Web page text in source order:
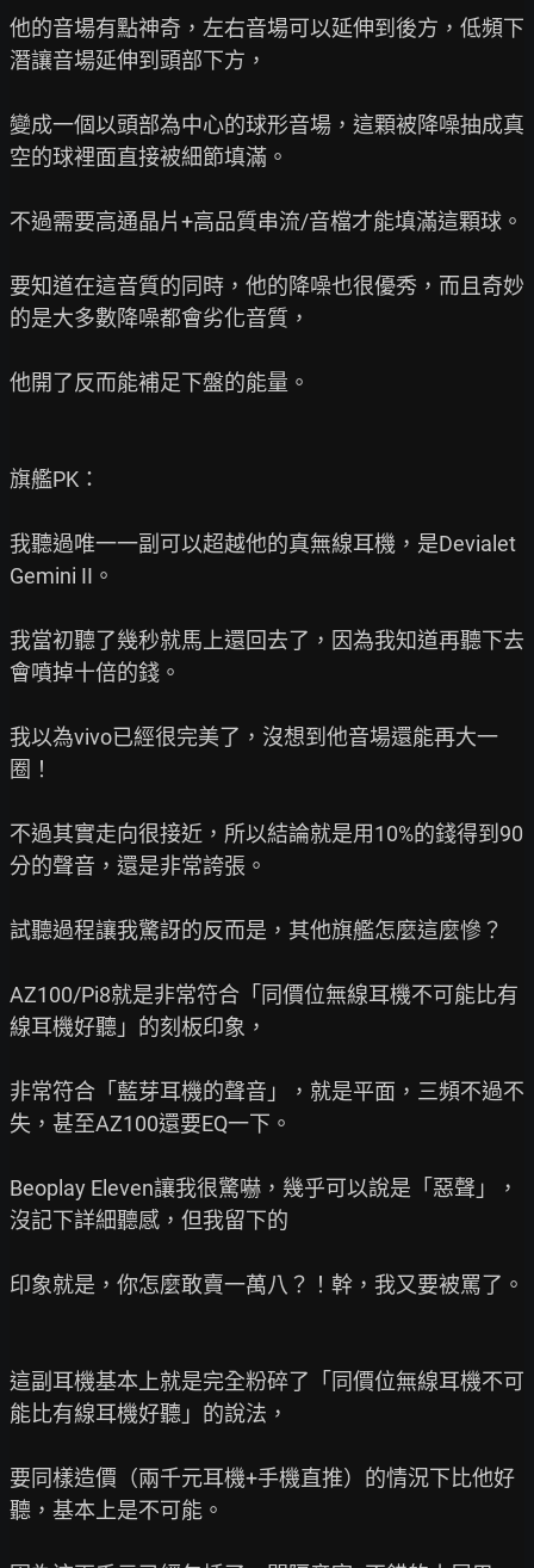
他的音場有點神奇，左右音場可以延伸到後方，低頻下
潛讓音場延伸到頭部下方，
變成一個以頭部為中心的球形音場，這顆被降噪抽成真
空的球裡面直接被細節填滿。
不過需要高通晶片+高品質串流/音檔才能填滿這顆球。
要知道在這音質的同時，他的降噪也很優秀，而且奇妙
的是大多數降噪都會劣化音質，
他開了反而能補足下盤的能量。
旗艦PK：
我聽過唯一一副可以超越他的真無線耳機，是Devialet
Gemini II。
我當初聽了幾秒就馬上還回去了，因為我知道再聽下去
會噴掉十倍的錢。
我以為vivo已經很完美了，沒想到他音場還能再大一
圈！
不過其實走向很接近，所以結論就是用10%的錢得到90
分的聲音，還是非常誇張。
試聽過程讓我驚訝的反而是，其他旗艦怎麼這麼慘？
AZ100/Pi8就是非常符合「同價位無線耳機不可能比有
線耳機好聽」的刻板印象，
非常符合「藍芽耳機的聲音」，就是平面，三頻不過不
失，甚至AZ100還要EQ一下。
Beoplay Eleven讓我很驚嚇，幾乎可以說是「惡聲」，
沒記下詳細聽感，但我留下的
印象就是，你怎麼敢賣一萬八？！幹，我又要被罵了。
這副耳機基本上就是完全粉碎了「同價位無線耳機不可
能比有線耳機好聽」的說法，
要同樣造價（兩千元耳機+手機直推）的情況下比他好
聽，基本上是不可能。